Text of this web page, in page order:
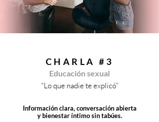
CHARLA #3
Educación sexual
“Lo que nadie te explicó”
Información clara, conversación abierta
y bienestar íntimo sin tabúes.